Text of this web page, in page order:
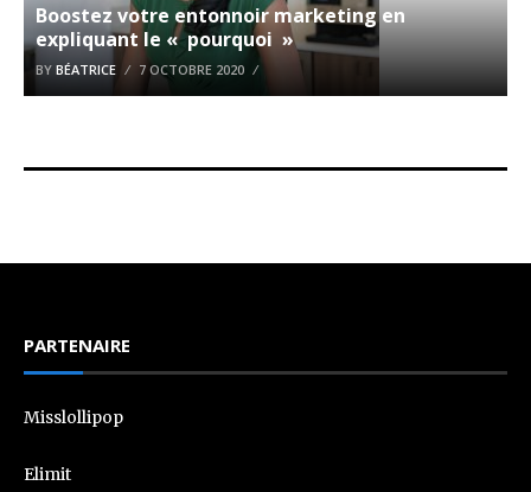
Boostez votre entonnoir marketing en
expliquant le « pourquoi »
BY BÉATRICE 7 OCTOBRE 2020
PARTENAIRE
Misslollipop
Elimit